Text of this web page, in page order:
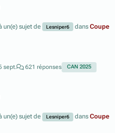
un(e) sujet de Lesniper6 dansCoupe
sept. 621 réponses CAN 2025
un(e) sujet de Lesniper6 dansCoupe